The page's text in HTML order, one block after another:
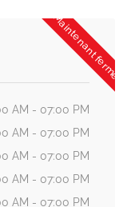
Maintenant fermé
AM - 07:00 PM
AM - 07:00 PM
AM - 07:00 PM
AM - 07:00 PM
AM - 07:00 PM